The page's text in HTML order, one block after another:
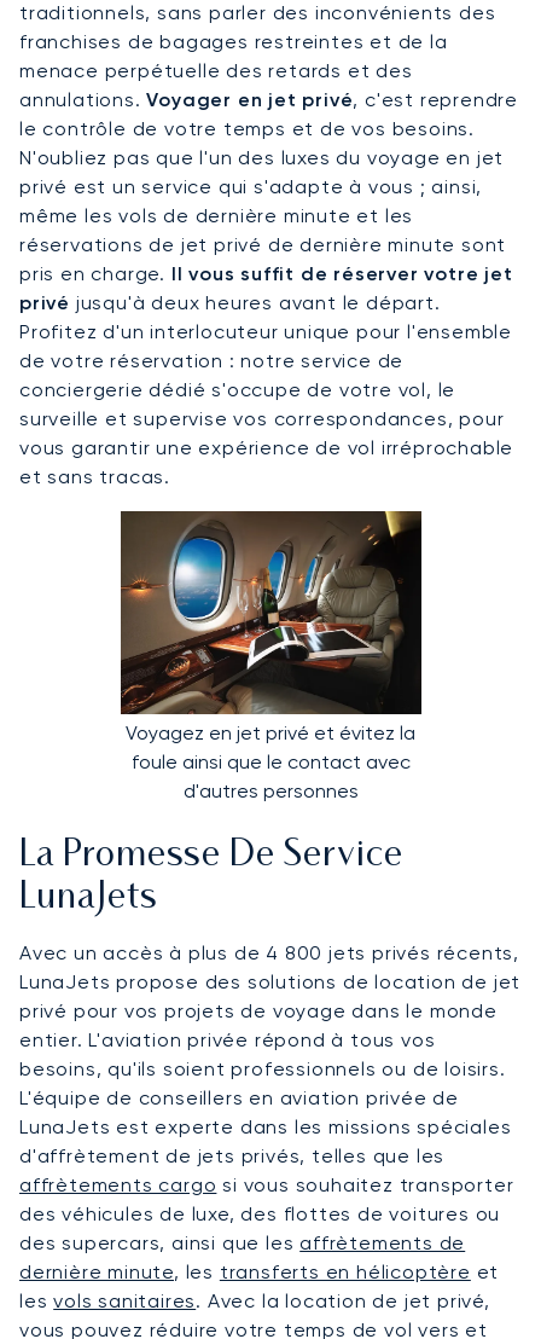
traditionnels, sans parler des inconvénients des
franchises de bagages restreintes et de la
menace perpétuelle des retards et des
annulations.Voyager en jet privé, c'est reprendre
le contrôle de votre temps et de vos besoins.
N'oubliez pas que l'un des luxes du voyage en jet
privé est un service qui s'adapte à vous ; ainsi,
même les vols de dernière minute et les
réservations de jet privé de dernière minute sont
pris en charge. Il vous suffit de réserver votre jet
privé jusqu'à deux heures avant le départ.
Profitez d'un interlocuteur unique pour l'ensemble
de votre réservation : notre service de
conciergerie dédié s'occupe de votre vol, le
surveille et supervise vos correspondances, pour
vous garantir une expérience de vol irréprochable
et sans tracas.
Voyagez en jet privé et évitez la
foule ainsi que le contact avec
d'autres personnes
La Promesse De Service
LunaJets
Avec un accès à plus de 4 800 jets privés récents,
LunaJets propose des solutions de location de jet
privé pour vos projets de voyage dans le monde
entier. L'aviation privée répond à tous vos
besoins, qu'ils soient professionnels ou de loisirs.
L'équipe de conseillers en aviation privée de
LunaJets est experte dans les missions spéciales
d'affrètement de jets privés, telles que les
affrètements cargo si vous souhaitez transporter
des véhicules de luxe, des flottes de voitures ou
des supercars, ainsi que les affrètements de
dernière minute, les transferts en hélicoptère et
lesvols sanitaires. Avec la location de jet privé,
vous pouvez réduire votre temps de vol vers et